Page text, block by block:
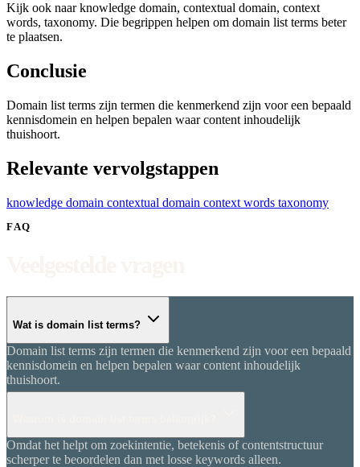
Kijk ook naar knowledge domain, contextual domain, context
words, taxonomy. Die begrippen helpen om domain list terms beter
te plaatsen.
Conclusie
Domain list terms zijn termen die kenmerkend zijn voor een bepaald
kennisdomein en helpen bepalen waar content inhoudelijk
thuishoort.
Relevante vervolgstappen
knowledge domain contextual domain context words taxonomy
FAQ
Wat is domain list terms?
Domain list terms zijn termen die kenmerkend zijn voor een bepaald
kennisdomein en helpen bepalen waar content inhoudelijk
thuishoort.
Omdat het helpt om zoekintentie, betekenis of contentstructuur
scherper te beoordelen dan met losse keywords alleen.